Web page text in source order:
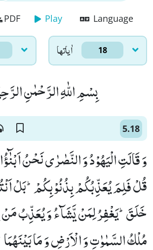
PDF Play Language
اٰياتها 18
بِسْمِ اللّٰهِ الرَّحْمٰنِ
5.18
وَ قَالَتِ الْیَهُوْدُ وَ النَّصٰرٰى نَحْنُ
قُلْ فَلِمَ یُعَذِّبُكُمْ بِذُنُوْبِكُمْؕ-بَلْ
خَلَقَؕ-یَغْفِرُ لِمَنْ یَّشَآءُ وَ یُعَذِّبُ مَنْ
مُلْكُ السَّمٰوٰتِ وَ الْاَرْضِ وَ مَا